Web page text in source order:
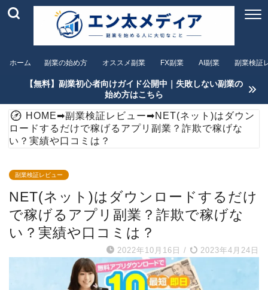
ホーム 副業の始め方 オススメ副業 FX副業 AI副業 副業検証
【無料】副業初心者向けガイド公開中｜失敗しない副業の
始め方はこちら
HOME➡副業検証レビュー➡NET(ネット)はダウン
ロードするだけで稼げるアプリ副業？詐欺で稼げな
い？実績や口コミは？
副業検証レビュー
NET(ネット)はダウンロードするだけ
で稼げるアプリ副業？詐欺で稼げな
い？実績や口コミは？
2022年10月16日 / 2023年4月24日